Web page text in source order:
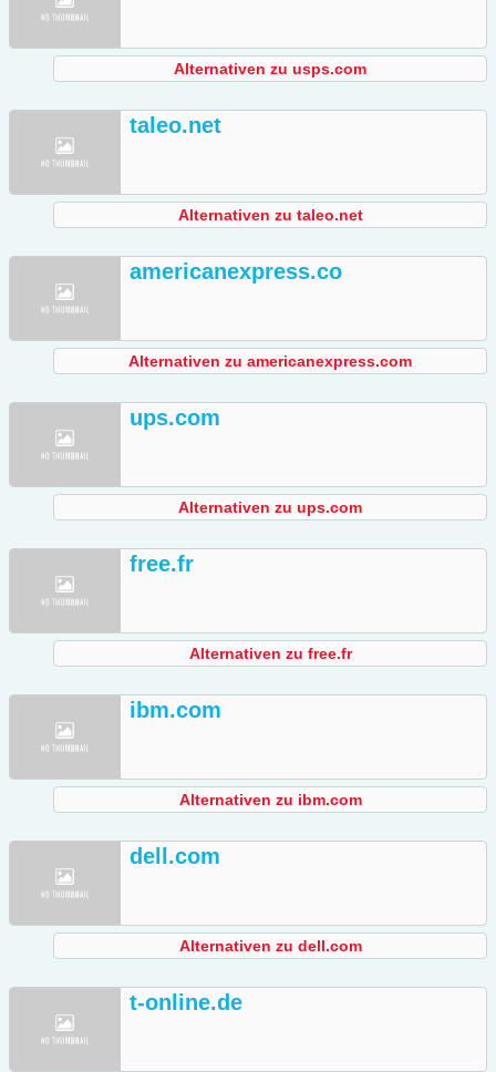
Alternativen zu usps.com
taleo.net
Alternativen zu taleo.net
americanexpress.co
Alternativen zu americanexpress.com
ups.com
Alternativen zu ups.com
free.fr
Alternativen zu free.fr
ibm.com
Alternativen zu ibm.com
dell.com
Alternativen zu dell.com
t-online.de